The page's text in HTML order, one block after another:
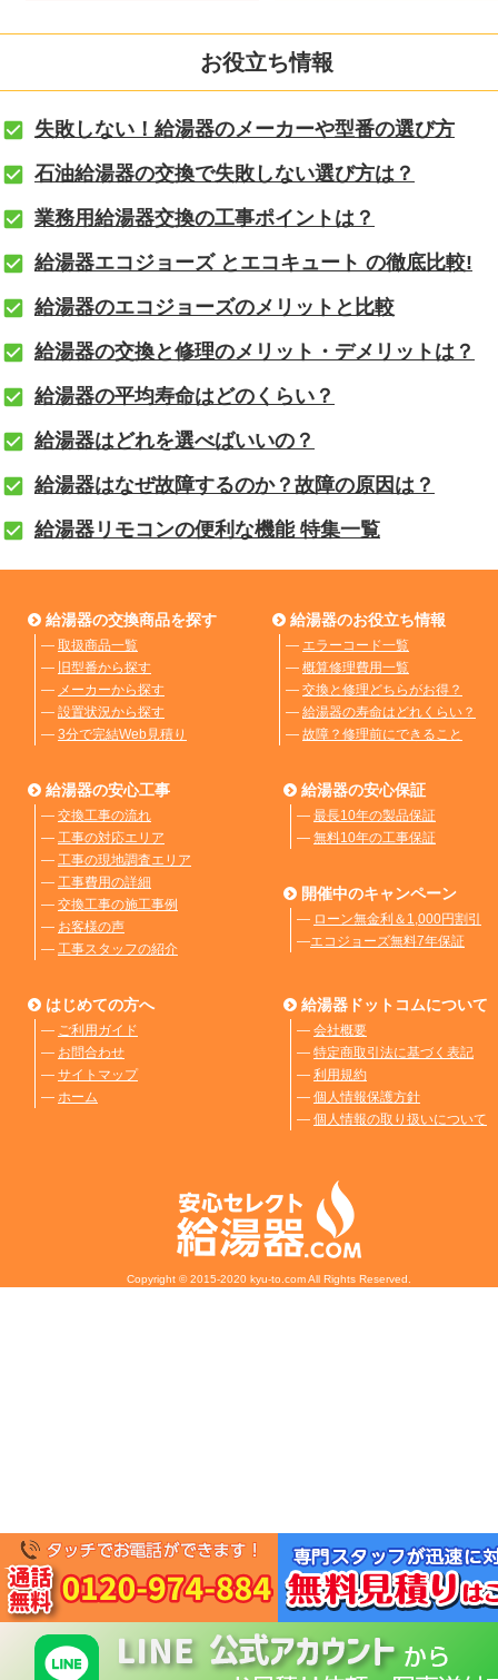
お役立ち情報
失敗しない！給湯器のメーカーや型番の選び方
石油給湯器の交換で失敗しない選び方は？
業務用給湯器交換の工事ポイントは？
給湯器エコジョーズ とエコキュート の徹底比較!
給湯器のエコジョーズのメリットと比較
給湯器の交換と修理のメリット・デメリットは？
給湯器の平均寿命はどのくらい？
給湯器はどれを選べばいいの？
給湯器はなぜ故障するのか？故障の原因は？
給湯器リモコンの便利な機能 特集一覧
給湯器の交換商品を探す
― 取扱商品一覧
― 旧型番から探す
― メーカーから探す
― 設置状況から探す
― 3分で完結Web見積り
給湯器のお役立ち情報
― エラーコード一覧
― 概算修理費用一覧
― 交換と修理どちらがお得？
― 給湯器の寿命はどれくらい？
― 故障？修理前にできること
給湯器の安心工事
― 交換工事の流れ
― 工事の対応エリア
― 工事の現地調査エリア
― 工事費用の詳細
― 交換工事の施工事例
― お客様の声
― 工事スタッフの紹介
給湯器の安心保証
― 最長10年の製品保証
― 無料10年の工事保証
開催中のキャンペーン
― ローン無金利＆1,000円割引
―エコジョーズ無料7年保証
はじめての方へ
― ご利用ガイド
― お問合わせ
― サイトマップ
― ホーム
給湯器ドットコムについて
― 会社概要
― 特定商取引法に基づく表記
― 利用規約
― 個人情報保護方針
― 個人情報の取り扱いについて
Copyright © 2015-2020 kyu-to.com All Rights Reserved.